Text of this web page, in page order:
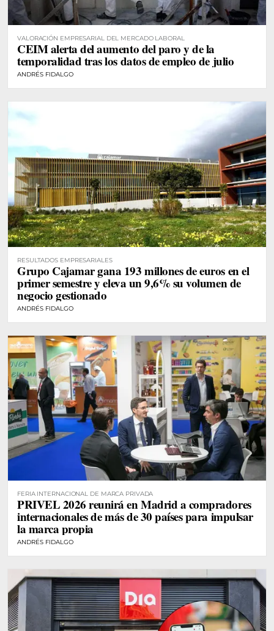
VALORACIÓN EMPRESARIAL DEL MERCADO LABORAL
CEIM alerta del aumento del paro y de la
temporalidad tras los datos de empleo de julio
ANDRÉS FIDALGO
RESULTADOS EMPRESARIALES
Grupo Cajamar gana 193 millones de euros en el
primer semestre y eleva un 9,6% su volumen de
negocio gestionado
ANDRÉS FIDALGO
FERIA INTERNACIONAL DE MARCA PRIVADA
PRIVEL 2026 reunirá en Madrid a compradores
internacionales de más de 30 países para impulsar
la marca propia
ANDRÉS FIDALGO